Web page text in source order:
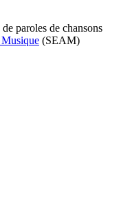
paroles de chansons
Musique (SEAM)